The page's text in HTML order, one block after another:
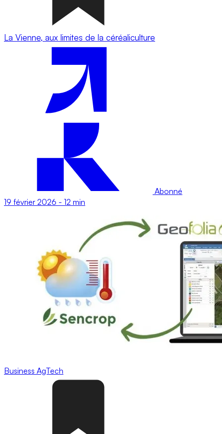
La Vienne, aux limites de la céréaliculture
Abonné
19 février 2026 - 12 min
Business AgTech